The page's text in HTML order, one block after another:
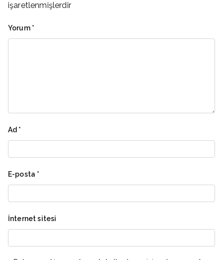
işaretlenmişlerdir
Yorum *
Ad *
E-posta *
İnternet sitesi